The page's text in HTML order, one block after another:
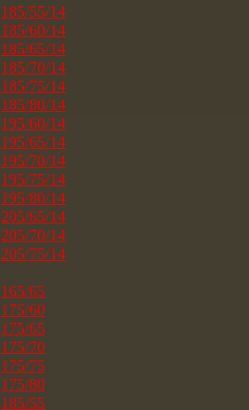
185/55/14
185/60/14
185/65/14
185/70/14
185/75/14
185/80/14
195/60/14
195/65/14
195/70/14
195/75/14
195/80/14
205/65/14
205/70/14
205/75/14
165/65
175/60
175/65
175/70
175/75
175/80
185/55